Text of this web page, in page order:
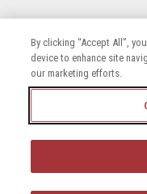
© 2026 Briggs &
By clicking “Accept All”,
device to enhance site
our marketing efforts.